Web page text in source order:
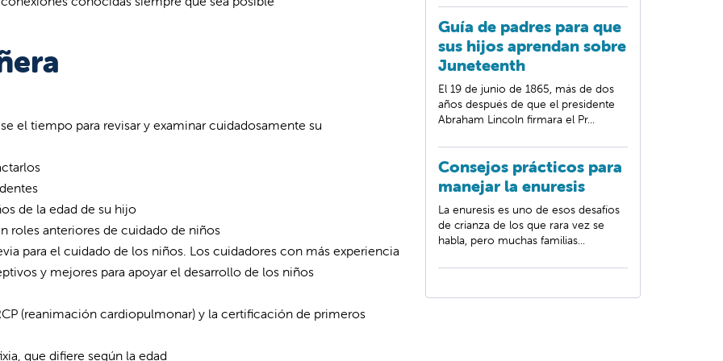
el tiempo para revisar y examinar cuidadosamente su
de la edad de su hijo
roles anteriores de cuidado de niños
para el cuidado de los niños. Los cuidadores con más experiencia
y mejores para apoyar el desarrollo de los niños
(reanimación cardiopulmonar) y la certificación de primeros
que difiere según la edad
Guía de padres para que
sus hijos aprendan sobre
Juneteenth
El 19 de junio de 1865, más de dos
años después de que el presidente
Abraham Lincoln firmara el Pr...
Consejos prácticos para
manejar la enuresis
La enuresis es uno de esos desafíos
de crianza de los que rara vez se
habla, pero muchas familias...